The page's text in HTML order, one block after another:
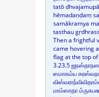
tatō
hēmadaṇḍaṃ
samākramya
tasthau
Then a frightful
came hovering
flag at the top
3.23.5
ஸமாகம்ய
மாம்ஸாதா